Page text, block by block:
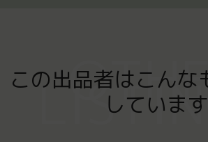
この出品者はこんな
しています